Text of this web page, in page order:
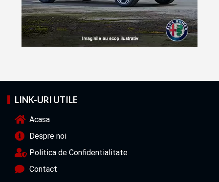
LINK-URI UTILE
Acasa
Despre noi
Politica de Confidentialitate
Contact